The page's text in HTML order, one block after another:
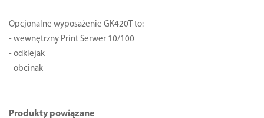
Opcjonalne wyposażenie GK420T to:
- wewnętrzny Print Serwer 10/100
- odklejak
- obcinak
Produkty powiązane